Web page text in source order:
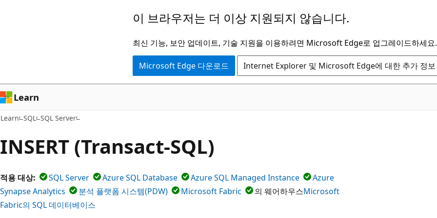
로
건
너
뛰
이 브라우저는 더 이상 지원되지 않습니다.
최신 기능, 보안 업데이트, 기술 지원을 이용하려면 Microsoft Edge로 업그레이드하세요.
Microsoft Edge 다운로드 Internet Explorer 및 Microsoft Edge에 대한 추가 정보
Learn
Learn SQL SQL Server
INSERT (Transact-SQL)
적용 대상: SQL Server Azure SQL Database Azure SQL Managed Instance
Azure
Synapse Analytics
분석 플랫폼 시스템(PDW) Microsoft Fabric 의 웨어하우스Microsoft
Fabric의 SQL 데이터베이스